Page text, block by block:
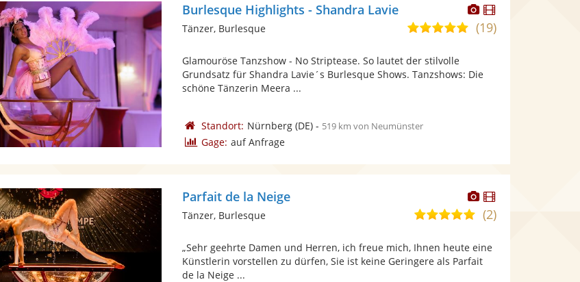
Dieser
Künstler
stellt
Dieser
Künstler
Burlesque Highlights - Shandra Lavie
5,0
Sternen
(19)
Tänzer, Burlesque
Glamouröse Tanzshow - No Striptease. So lautet der stilvolle
Grundsatz für Shandra Lavie´s Burlesque Shows. Tanzshows: Die
schöne Tänzerin Meera ...
Standort: Nürnberg(DE)- 519 km von Neumünster
Gage: auf Anfrage
Dieser
Künstler
stellt
bereit.
Dieser
Künstler
Parfait de la Neige
5,0
5
Sternen
(2)
Tänzer, Burlesque
„Sehr geehrte Damen und Herren, ich freue mich, Ihnen heute eine
Künstlerin vorstellen zu dürfen, Sie ist keine Geringere als Parfait
de la Neige ...